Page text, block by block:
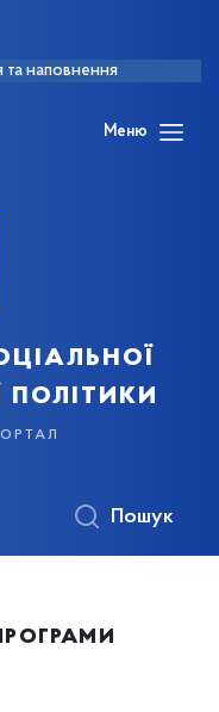
та наповнення
Меню
політики
Пошук